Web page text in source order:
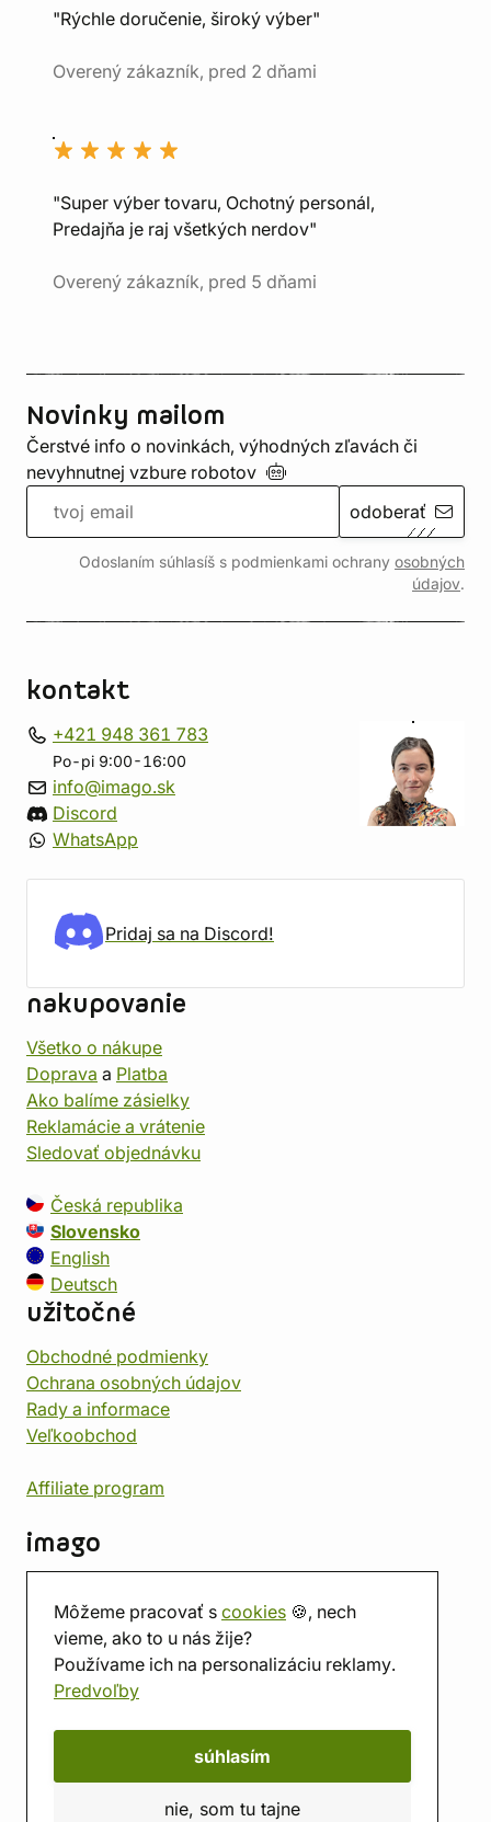
Môžeme pracovať s cookies 🍪, nech
vieme, ako to u nás žije?
Používame ich na personalizáciu reklamy.
Predvoľby
súhlasím
nie, som tu tajne
"Rýchle doručenie, široký výber"
Overený zákazník, pred 2 dňami
"Super výber tovaru, Ochotný personál,
Predajňa je raj všetkých nerdov"
Overený zákazník, pred 5 dňami
Novinky mailom
Čerstvé info o novinkách, výhodných zľavách či
nevyhnutnej vzbure robotov
odoberať
Odoslaním súhlasíš s podmienkami ochrany osobných
údajov.
kontakt
+421 948 361 783
Po-pi 9:00-16:00
info@imago.sk
Discord
WhatsApp
Pridaj sa na Discord!
nakupovanie
Všetko o nákupe
Doprava a Platba
Ako balíme zásielky
Reklamácie a vrátenie
Sledovať objednávku
Česká republika
Slovensko
English
Deutsch
užitočné
Obchodné podmienky
Ochrana osobných údajov
Rady a informace
Veľkoobchod
Affiliate program
imago
Predajňa
Herňa
O nás
Hodnotenie obchodu